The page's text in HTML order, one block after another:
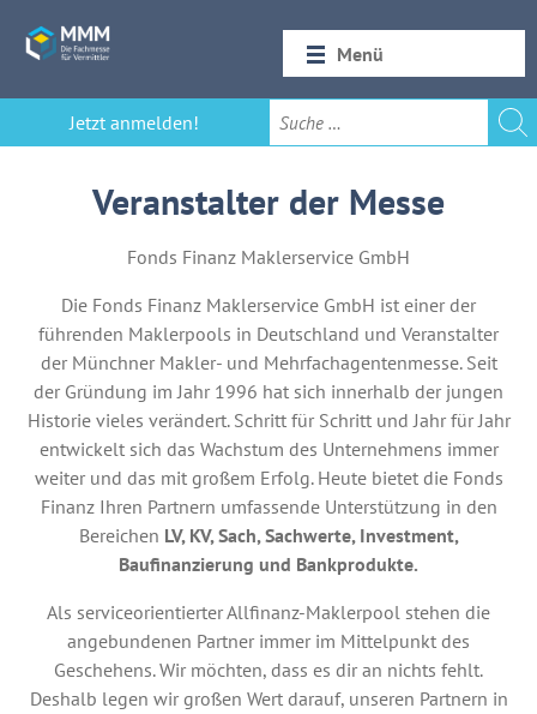
Menü
Startseite
Rückblick 2026
Jetzt anmelden!
Veranstalter der Messe
Fonds Finanz Maklerservice GmbH
Die Fonds Finanz Maklerservice GmbH ist einer der
führenden Maklerpools in Deutschland und Veranstalter
der Münchner Makler- und Mehrfachagentenmesse. Seit
der Gründung im Jahr 1996 hat sich innerhalb der jungen
Historie vieles verändert. Schritt für Schritt und Jahr für Jahr
entwickelt sich das Wachstum des Unternehmens immer
weiter und das mit großem Erfolg. Heute bietet die Fonds
Finanz Ihren Partnern umfassende Unterstützung in den
Bereichen LV, KV, Sach, Sachwerte, Investment,
Baufinanzierung und Bankprodukte.
Als serviceorientierter Allfinanz-Maklerpool stehen die
angebundenen Partner immer im Mittelpunkt des
Geschehens. Wir möchten, dass es dir an nichts fehlt.
Deshalb legen wir großen Wert darauf, unseren Partnern in